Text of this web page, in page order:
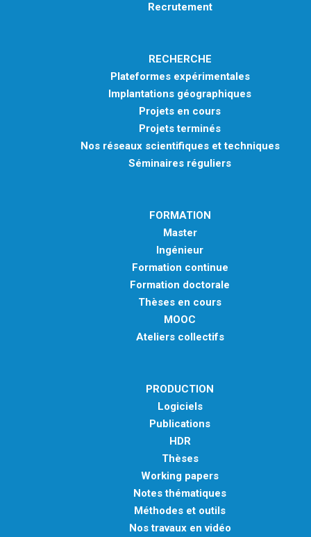
Recrutement
RECHERCHE
Plateformes expérimentales
Implantations géographiques
Projets en cours
Projets terminés
Nos réseaux scientifiques et techniques
Séminaires réguliers
FORMATION
Master
Ingénieur
Formation continue
Formation doctorale
Thèses en cours
MOOC
Ateliers collectifs
PRODUCTION
Logiciels
Publications
HDR
Thèses
Working papers
Notes thématiques
Méthodes et outils
Nos travaux en vidéo